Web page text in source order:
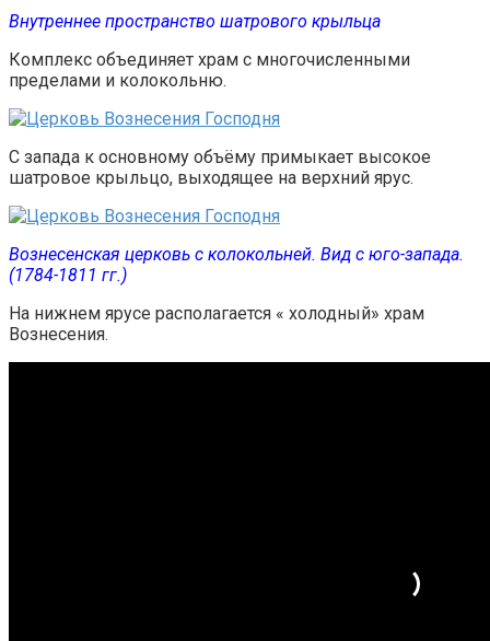
Внутреннее пространство шатрового крыльца
Комплекс объединяет храм с многочисленными
пределами и колокольню.
С запада к основному объёму примыкает высокое
шатровое крыльцо, выходящее на верхний ярус.
Вознесенская церковь с колокольней. Вид с юго-запада.
(1784-1811 гг.)
На нижнем ярусе располагается « холодный» храм
Вознесения.